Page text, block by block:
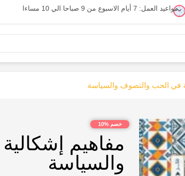
مواعيد العمل: 7 أيام الاسبوع من 9 صباحا الي 10 مساءا
في الحب والتصوف والسياسة
خصم %10
مفاهيم
والسياسة